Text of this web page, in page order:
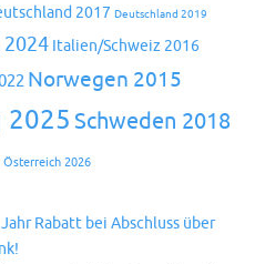
2017 Deutschland 2019
Italien/Schweiz 2016
Norwegen 2015
2025 Schweden 2018
Österreich 2026